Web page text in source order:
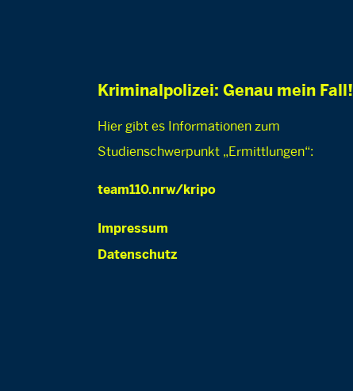
Kriminalpolizei: Genau mein Fall!
Hier gibt es Informationen zum
Studienschwerpunkt „Ermittlungen“:
team110.nrw/kripo
Impressum
Datenschutz